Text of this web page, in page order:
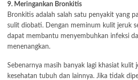
9. Meringankan Bronkitis
Bronkitis adalah salah satu penyakit yang
sulit diobati. Dengan meminum kulit jeruk
dapat membantu menyembuhkan infeksi
menenangkan.
Sebenarnya masih banyak lagi khasiat kulit
kesehatan tubuh dan lainnya. Jika tidak